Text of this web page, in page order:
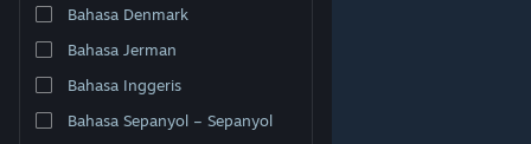
Bahasa Denmark
Bahasa Jerman
Bahasa Inggeris
Bahasa Sepanyol – Sepanyol